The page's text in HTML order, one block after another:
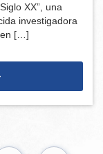
XX”, una
investigadora
en […]